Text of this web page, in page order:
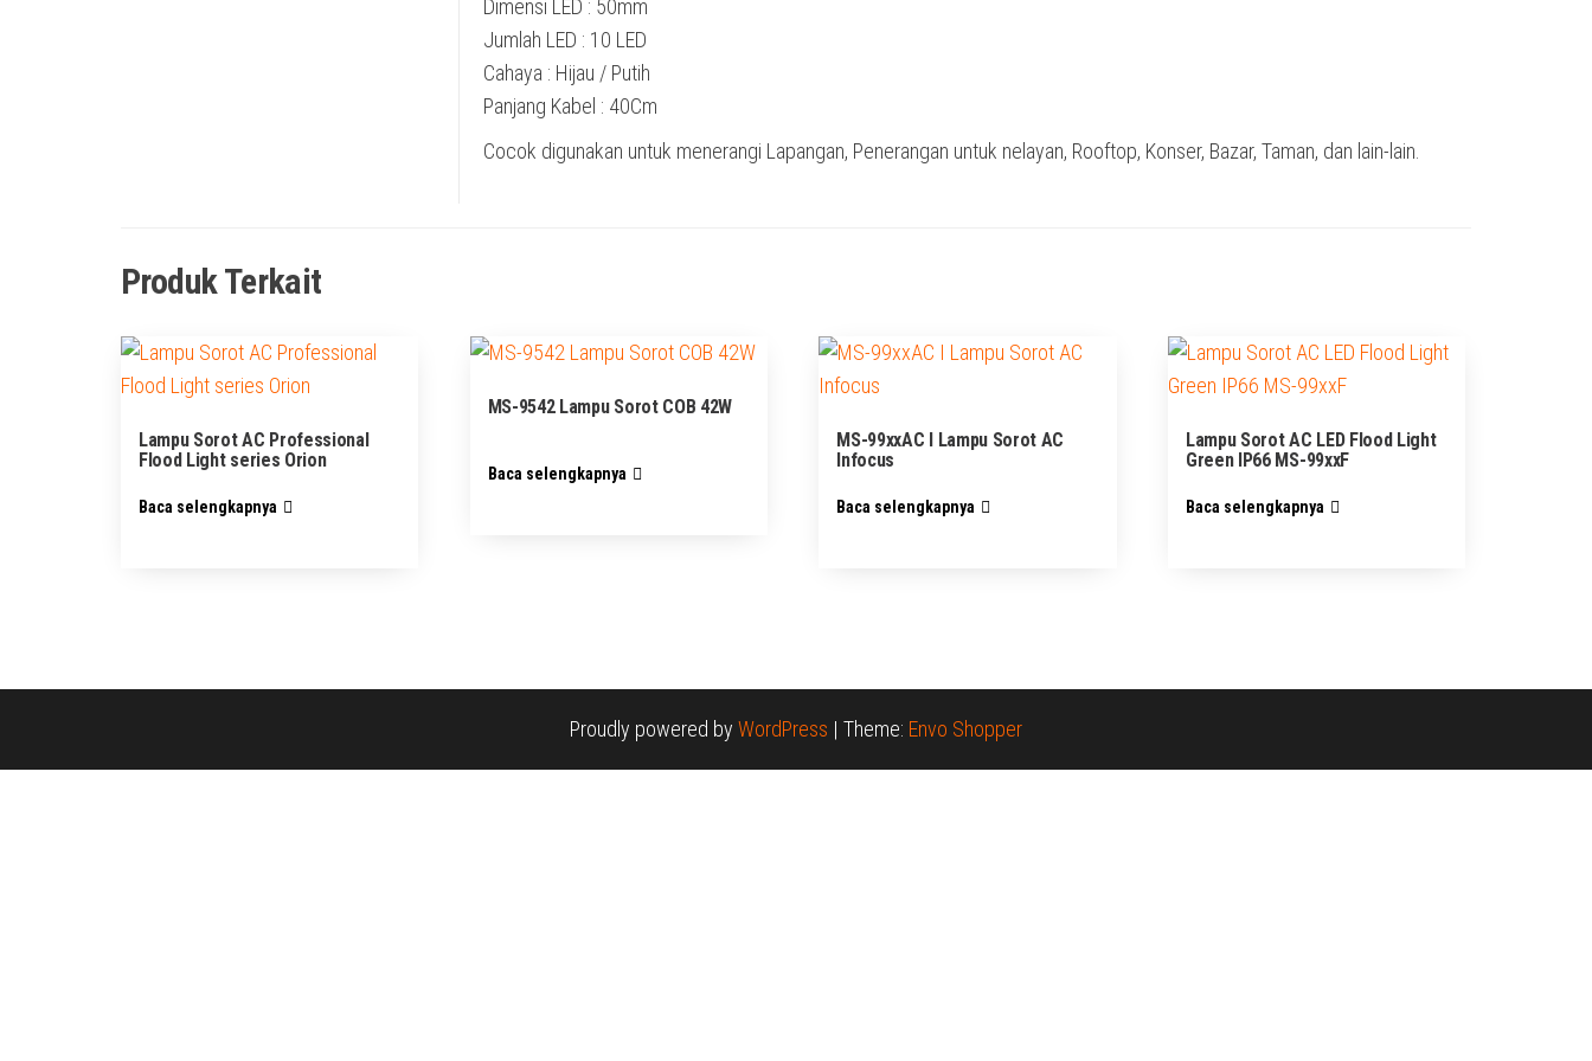
Dimensi LED : 50mm
Jumlah LED : 10 LED
Cahaya : Hijau / Putih
Panjang Kabel : 40Cm
Cocok digunakan untuk menerangi Lapangan, Penerangan untuk nelayan, Rooftop, Konser, Bazar, Taman, dan lain-lain.
Produk Terkait
Lampu Sorot AC Professional
Flood Light series Orion
Baca selengkapnya
MS-9542 Lampu Sorot COB 42W
Baca selengkapnya
MS-99xxAC I Lampu Sorot AC
Infocus
Baca selengkapnya
Lampu Sorot AC LED Flood Light
Green IP66 MS-99xxF
Baca selengkapnya
Proudly powered by WordPress | Theme: Envo Shopper